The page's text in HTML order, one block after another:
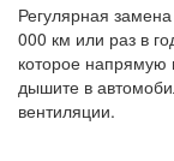
Регулярная
000 км или раз в
которое напрямую
дышите в
вентиляции.